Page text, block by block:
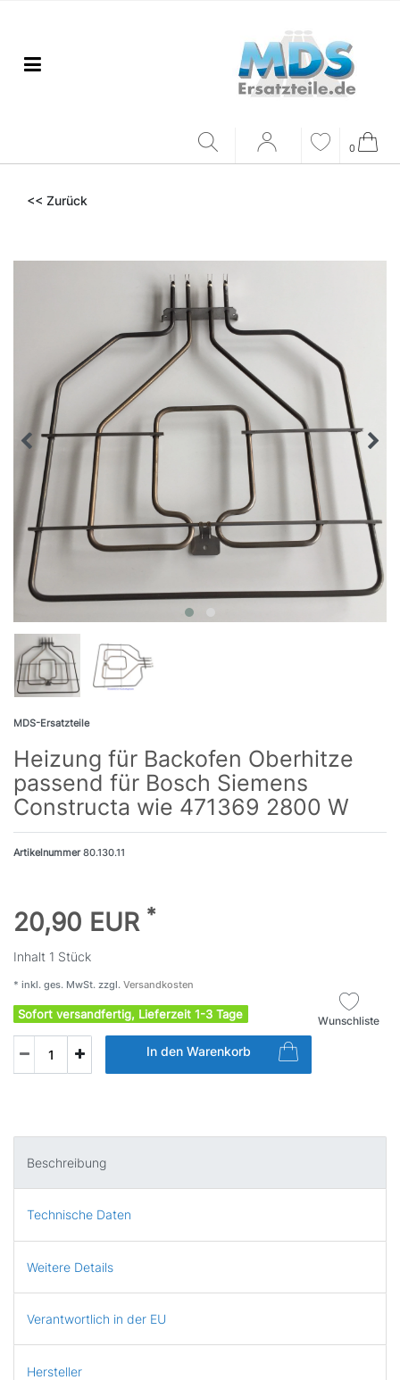
0
<< Zurück
MDS-Ersatzteile
Heizung für Backofen Oberhitze
passend für Bosch Siemens
Constructa wie 471369 2800 W
Artikelnummer80.130.11
20,90 EUR *
Inhalt 1 Stück
* inkl. ges. MwSt. zzgl. Versandkosten
Sofort versandfertig, Lieferzeit 1-3 Tage
In den Warenkorb
Wunschliste
Beschreibung
Technische Daten
Weitere Details
Verantwortlich in der EU
Hersteller